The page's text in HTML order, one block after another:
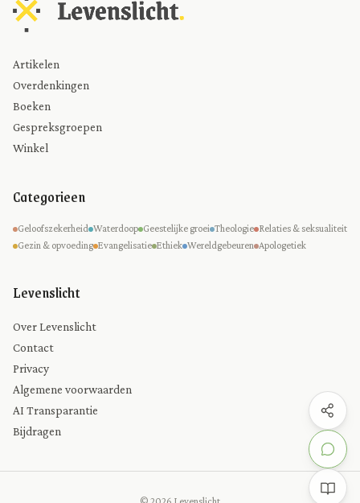
Artikelen
Overdenkingen
Boeken
Gespreksgroepen
Winkel
Categorieen
Geloofszekerheid Waterdoop Geestelijke groei Theologie Relaties & seksualiteit
Gezin & opvoeding Evangelisatie Ethiek Wereldgebeuren Apologetiek
Levenslicht
Over Levenslicht
Contact
Privacy
Algemene voorwaarden
AI Transparantie
Bijdragen